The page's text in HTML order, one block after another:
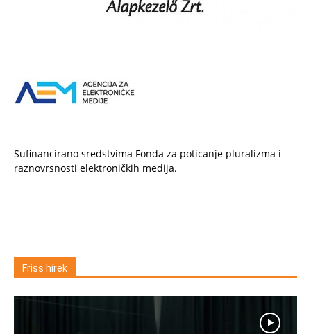
Sufinancirano sredstvima Fonda za poticanje pluralizma i
raznovrsnosti elektroničkih medija.
Friss hírek